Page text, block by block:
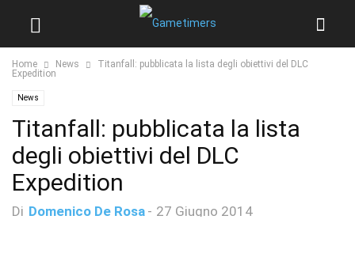
Home News
Titanfall: pubblicata la lista degli obiettivi del DLC
Expedition
News
Titanfall: pubblicata la lista
degli obiettivi del DLC
Expedition
Di Domenico De Rosa - 27 Giugno 2014